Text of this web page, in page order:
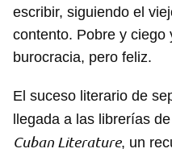
escribir, siguiendo el
contento. Pobre y ciego
burocracia, pero feliz.
El suceso literario de
llegada a las librerías de
Cuban Literature, un